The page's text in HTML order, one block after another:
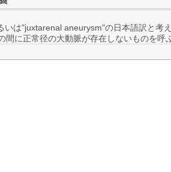
は"juxtarenal aneurysm"の日本語訳と考
間に正常径の大動脈が存在しないものを呼